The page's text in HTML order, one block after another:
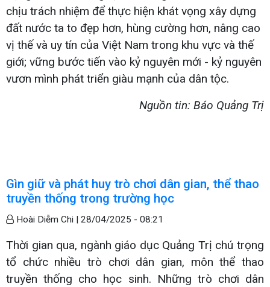
chịu trách nhiệm để thực hiện khát vọng xây dựng
đất nước ta to đẹp hơn, hùng cường hơn, nâng cao
vị thế và uy tín của Việt Nam trong khu vực và thế
giới; vững bước tiến vào kỷ nguyên mới - kỷ nguyên
vươn mình phát triển giàu mạnh của dân tộc.
Nguồn tin: Báo Quảng Trị
Gìn giữ và phát huy trò chơi dân gian, thể thao
truyền thống trong trường học
Hoài Diễm Chi | 28/04/2025 - 08:21
Thời gian qua, ngành giáo dục Quảng Trị chú trọng
tổ chức nhiều trò chơi dân gian, môn thể thao
truyền thống cho học sinh. Những trò chơi dân